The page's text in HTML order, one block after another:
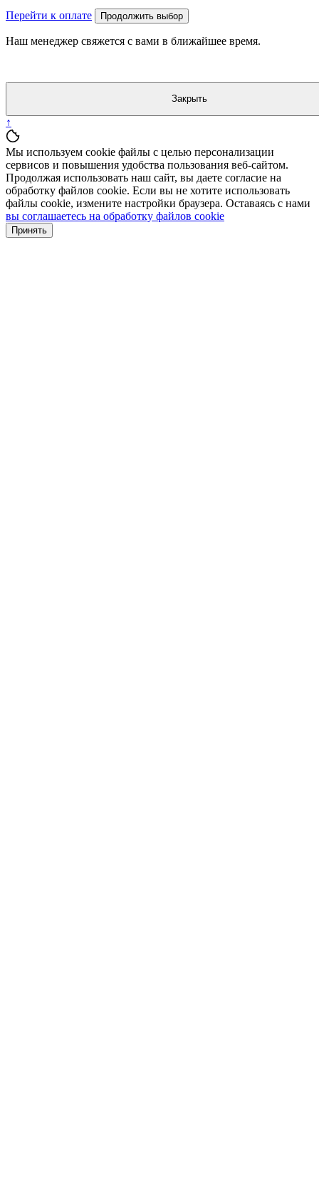
Перейти к оплате Продолжить выбор
Наш менеджер свяжется с вами в ближайшее время.
Закрыть
↑
Мы используем cookie файлы с целью персонализации
сервисов и повышения удобства пользования веб-сайтом.
Продолжая использовать наш сайт, вы даете согласие на
обработку файлов cookie. Если вы не хотите использовать
файлы cookie, измените настройки браузера. Оставаясь с нами
вы соглашаетесь на обработку файлов cookie
Принять